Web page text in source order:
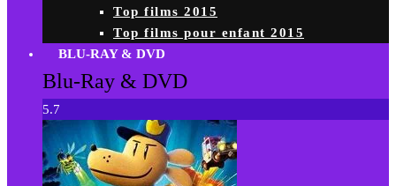
Top films 2015
Top films pour enfant 2015
BLU-RAY & DVD
Blu-Ray & DVD
5.7